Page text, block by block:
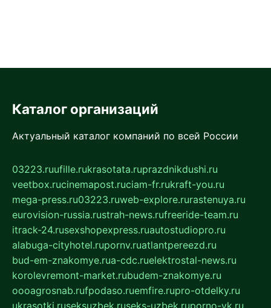
Каталог организаций
Актуальный каталог компаний по всей России
03223.ruufille.rukrasotata.ruprazdnikdushi.ru
veetbox.rucinemapost.ruciam-fr.rukraft-you.ru
mega-press.ru03223.ruweb-explore.rurastenuya.ru
eurovision-russia.rustrah-news.rufreeride-team.ru
itrack-24.rusexshopexpress.ruautostudiopro.ru
alabuga-cityhotel.rupornv.ruatlantpereezd.ru
bud-em-znakomye.rua-cdc.ruelektrostal-news.ru
korolevremont-market.rubudem-znakomye.ru
oooagrosnab.rufpodaso.ruemfire.rupro-otdelky.ru